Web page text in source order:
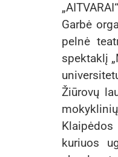
Garbė
pelnė
spektaklį
Žiūrovų
Klaipėdos
kuriuos